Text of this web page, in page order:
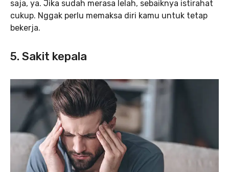
saja, ya. Jika sudah merasa lelah, sebaiknya istirahat
cukup. Nggak perlu memaksa diri kamu untuk tetap
bekerja.
5. Sakit kepala